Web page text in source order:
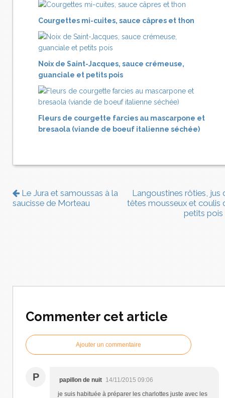
Courgettes mi-cuites, sauce câpres et thon
Noix de Saint-Jacques, sauce crémeuse,
guanciale et petits pois
Fleurs de courgette farcies au mascarpone et
bresaola (viande de boeuf italienne séchée)
Le Jura et samoussas à la
saucisse de Morteau
Langoustines rôties, jus
têtes mousseux et coulis
petits pois
Commenter cet article
Ajouter un commentaire
P papillon de nuit 14/11/2015 09:06
je suis habituée à préparer les charlottes juste avec les